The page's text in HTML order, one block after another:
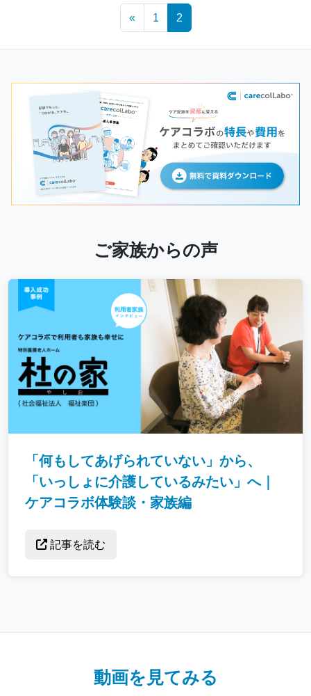
« 1 2
ご家族からの声
「何もしてあげられていない」から、
「いっしょに介護しているみたい」へ｜
ケアコラボ体験談・家族編
記事を読む
動画を見てみる